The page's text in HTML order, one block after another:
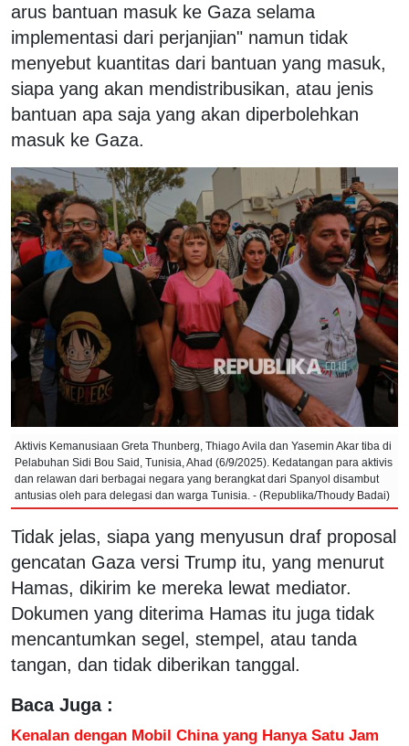
arus bantuan masuk ke Gaza selama
implementasi dari perjanjian" namun tidak
menyebut kuantitas dari bantuan yang masuk,
siapa yang akan mendistribusikan, atau jenis
bantuan apa saja yang akan diperbolehkan
masuk ke Gaza.
Aktivis Kemanusiaan Greta Thunberg, Thiago Avila dan Yasemin Akar tiba di
Pelabuhan Sidi Bou Said, Tunisia, Ahad (6/9/2025). Kedatangan para aktivis
dan relawan dari berbagai negara yang berangkat dari Spanyol disambut
antusias oleh para delegasi dan warga Tunisia. - (Republika/Thoudy Badai)
Tidak jelas, siapa yang menyusun draf proposal
gencatan Gaza versi Trump itu, yang menurut
Hamas, dikirim ke mereka lewat mediator.
Dokumen yang diterima Hamas itu juga tidak
mencantumkan segel, stempel, atau tanda
tangan, dan tidak diberikan tanggal.
Baca Juga :
Kenalan dengan Mobil China yang Hanya Satu Jam